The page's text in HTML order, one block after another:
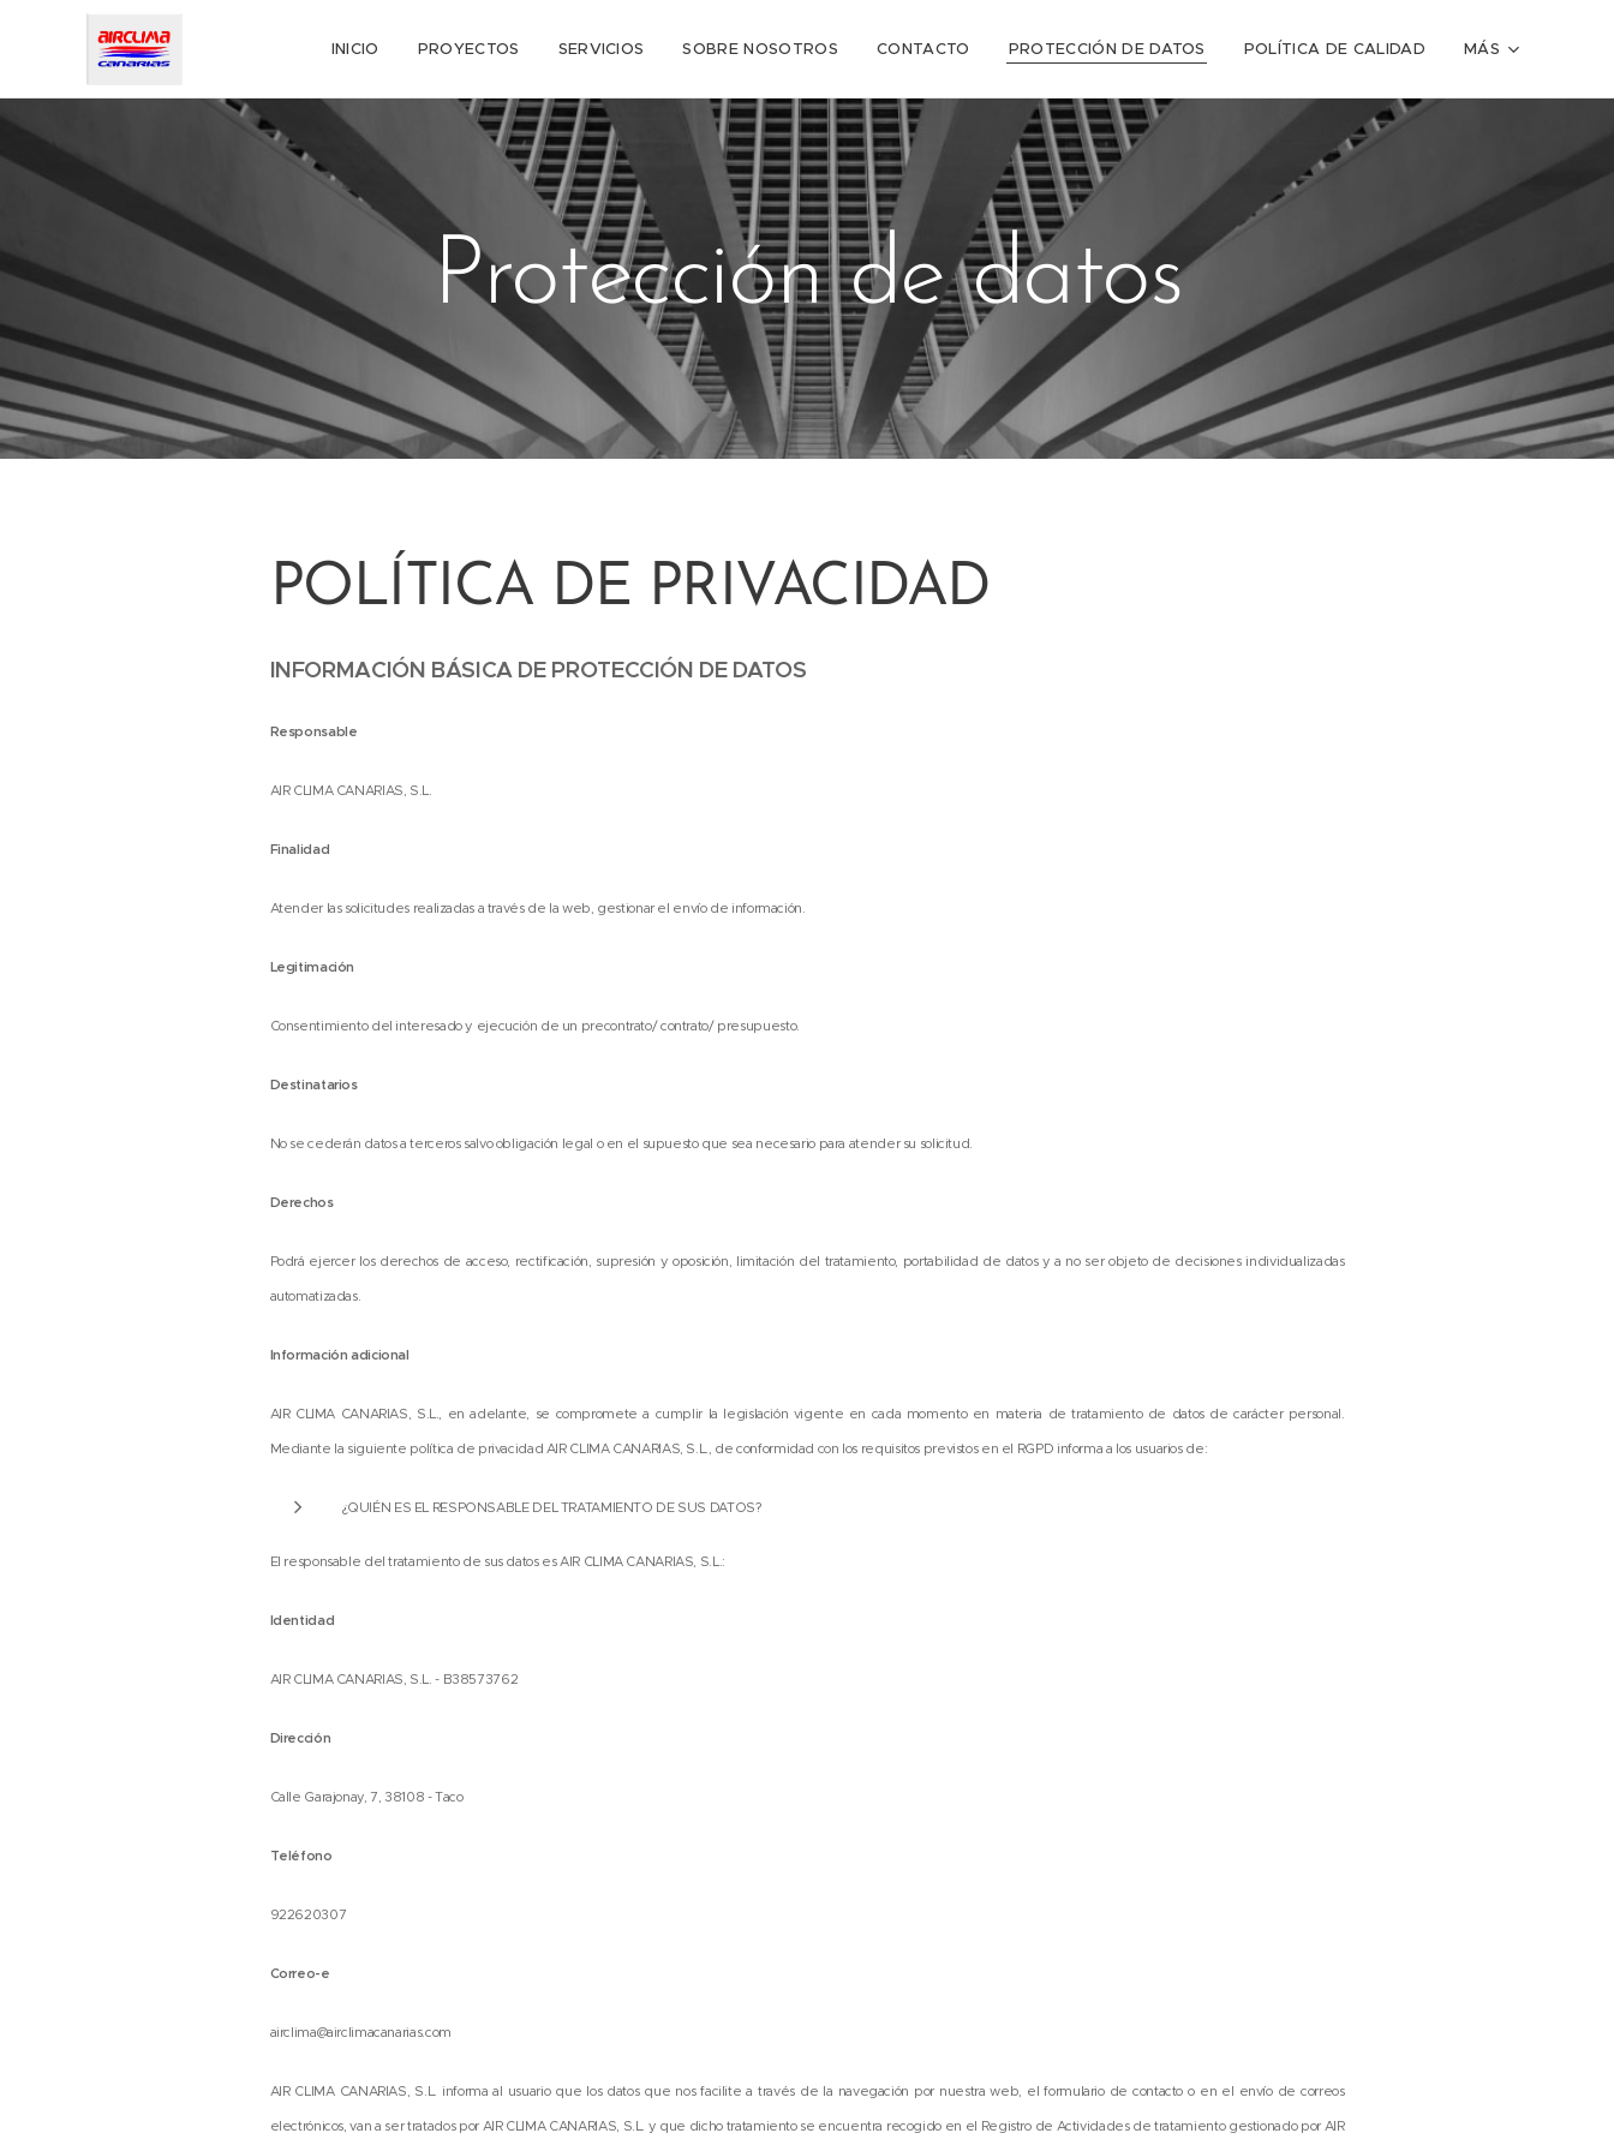
INICIO PROYECTOS SERVICIOS SOBRE NOSOTROS CONTACTO PROTECCIÓN DE DATOS POLÍTICA DE CALIDAD MÁS
Protección de datos
POLÍTICA DE PRIVACIDAD
INFORMACIÓN BÁSICA DE PROTECCIÓN DE DATOS
Responsable
AIR CLIMA CANARIAS, S.L.
Finalidad
Atender las solicitudes realizadas a través de la web, gestionar el envío de información.
Legitimación
Consentimiento del interesado y ejecución de un precontrato/ contrato/ presupuesto.
Destinatarios
No se cederán datos a terceros salvo obligación legal o en el supuesto que sea necesario para atender su solicitud.
Derechos
Podrá ejercer los derechos de acceso, rectificación, supresión y oposición, limitación del tratamiento, portabilidad de datos y a no ser objeto de decisiones individualizadas
automatizadas.
Información adicional
AIR CLIMA CANARIAS, S.L., en adelante, se compromete a cumplir la legislación vigente en cada momento en materia de tratamiento de datos de carácter personal.
Mediante la siguiente política de privacidad AIR CLIMA CANARIAS, S.L., de conformidad con los requisitos previstos en el RGPD informa a los usuarios de:
¿QUIÉN ES EL RESPONSABLE DEL TRATAMIENTO DE SUS DATOS?
El responsable del tratamiento de sus datos es AIR CLIMA CANARIAS, S.L.:
Identidad
AIR CLIMA CANARIAS, S.L. - B38573762
Dirección
Calle Garajonay, 7, 38108 - Taco
Teléfono
922620307
Correo-e
airclima@airclimacanarias.com
AIR CLIMA CANARIAS, S.L. informa al usuario que los datos que nos facilite a través de la navegación por nuestra web, el formulario de contacto o en el envío de correos
electrónicos, van a ser tratados por AIR CLIMA CANARIAS, S.L. y que dicho tratamiento se encuentra recogido en el Registro de Actividades de tratamiento gestionado por AIR